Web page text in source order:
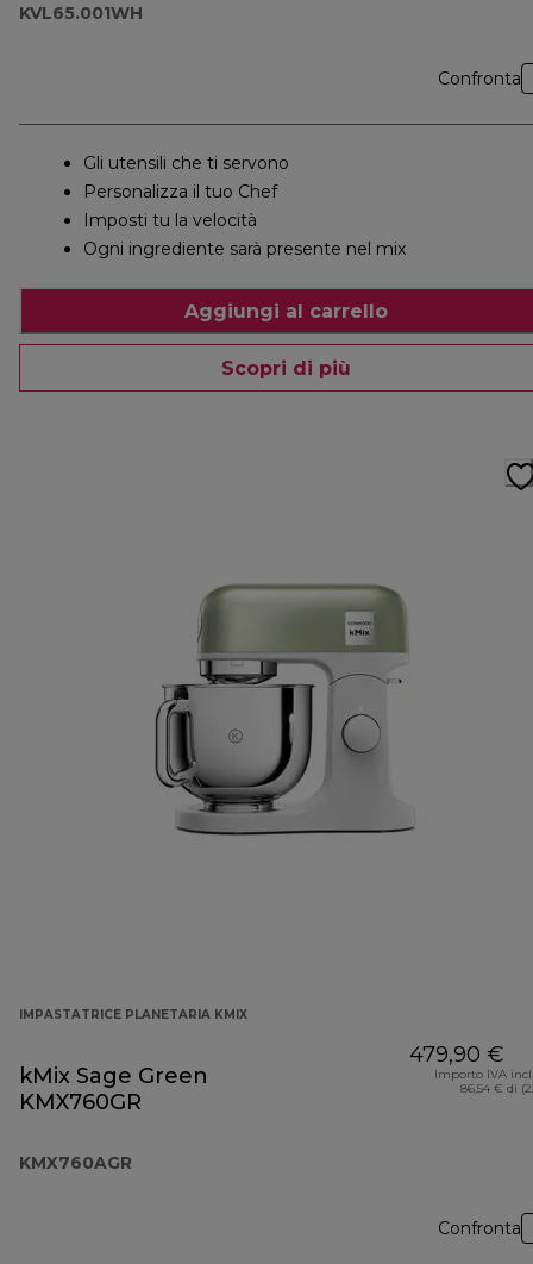
KVL65.001WH
Confronta
Gli utensili che ti servono
Personalizza il tuo Chef
Imposti tu la velocità
Ogni ingrediente sarà presente nel mix
Aggiungi al carrello
Scopri di più
IMPASTATRICE PLANETARIA KMIX
kMix Sage Green
KMX760GR
KMX760AGR
479,90 €
Importo IVA
86,54 € di
Confronta